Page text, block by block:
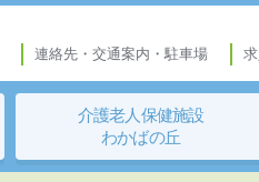
連絡先・交通案内・駐車場
介護老人保健施設
わかばの丘